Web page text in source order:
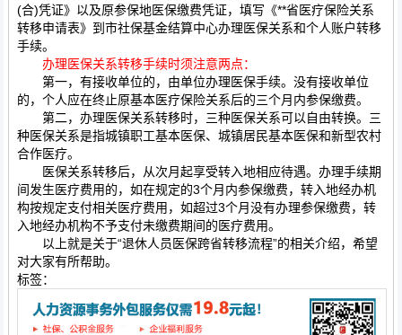
(合)凭证》以及原参保地医保缴费凭证，填写《**省医疗保险关系
转移申请表》到市社保基金结算中心办理医保关系和个人账户转移
手续。
办理医保关系转移手续时须注意两点：
第一，有接收单位的，由单位办理医保手续。没有接收单位
的，个人应在终止原基本医疗保险关系后的三个月内参保缴费。
第二，办理医保关系转移时，三种医保关系可以自由转换。三
种医保关系是指城镇职工基本医保、城镇居民基本医保和新型农村
合作医疗。
医保关系转移后，从次月起享受转入地相应待遇。办理手续期
间发生医疗费用的，如在规定的3个月内参保缴费，转入地经办机
构按规定支付相关医疗费用，如超过3个月没有办理参保缴费，转
入地经办机构不予支付未缴费期间的医疗费用。
以上就是关于“退休人员医保跨省转移流程”的相关介绍，希望
对大家有所帮助。
标签：